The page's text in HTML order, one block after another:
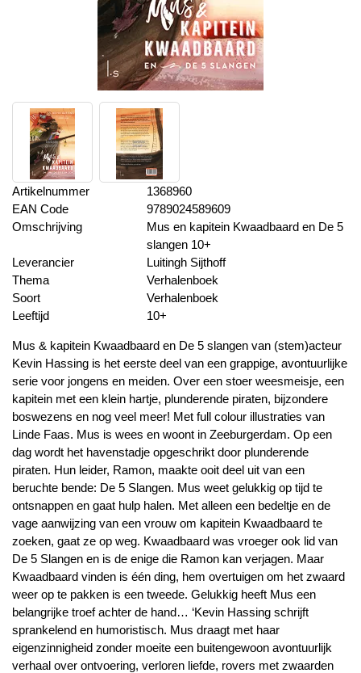
Artikelnummer
1368960
EAN Code
9789024589609
Omschrijving
Mus en kapitein Kwaadbaard en De 5
slangen 10+
Leverancier
Luitingh Sijthoff
Thema
Verhalenboek
Soort
Verhalenboek
Leeftijd
10+
Mus & kapitein Kwaadbaard en De 5 slangen van (stem)acteur
Kevin Hassing is het eerste deel van een grappige, avontuurlijke
serie voor jongens en meiden. Over een stoer weesmeisje, een
kapitein met een klein hartje, plunderende piraten, bijzondere
boswezens en nog veel meer! Met full colour illustraties van
Linde Faas. Mus is wees en woont in Zeeburgerdam. Op een
dag wordt het havenstadje opgeschrikt door plunderende
piraten. Hun leider, Ramon, maakte ooit deel uit van een
beruchte bende: De 5 Slangen. Mus weet gelukkig op tijd te
ontsnappen en gaat hulp halen. Met alleen een bedeltje en de
vage aanwijzing van een vrouw om kapitein Kwaadbaard te
zoeken, gaat ze op weg. Kwaadbaard was vroeger ook lid van
De 5 Slangen en is de enige die Ramon kan verjagen. Maar
Kwaadbaard vinden is één ding, hem overtuigen om het zwaard
weer op te pakken is een tweede. Gelukkig heeft Mus een
belangrijke troef achter de hand… ‘Kevin Hassing schrijft
sprankelend en humoristisch. Mus draagt met haar
eigenzinnigheid zonder moeite een buitengewoon avontuurlijk
verhaal over ontvoering, verloren liefde, rovers met zwaarden